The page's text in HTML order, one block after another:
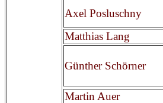
Axel Posluschny
Matthias Lang
Günther Schörner
Martin Auer